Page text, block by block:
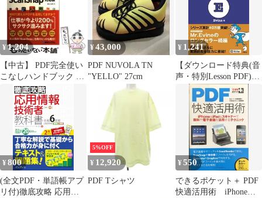
方&重ね方レッスンノ
ート d6000
¥1,204
【中古】 PDF完全使い
こなしハンドブック 2
時間早く片付く! / 桑名
由美 / 秀和システム
¥43,000
PDF NUVOLA TN
"YELLO" 27cm
¥ 1,241
【ダウンロード特典(音
声・特別Lesson PDF)
付】Mr.Evineの中学英
文法を修了するドリル2
¥800
(全文PDF・単語帳アプ
リ付)徹底攻略 応用情
5%OFF
¥ 12,920
PDF Tシャツ
¥550
できるポケット＋ PDF
快適活用術 iPhone＆